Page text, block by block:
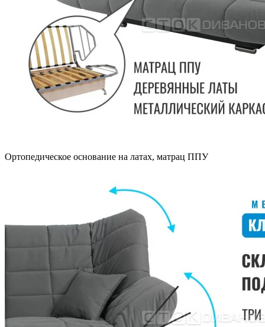
Ортопедическое основание на латах, матрац ППУ